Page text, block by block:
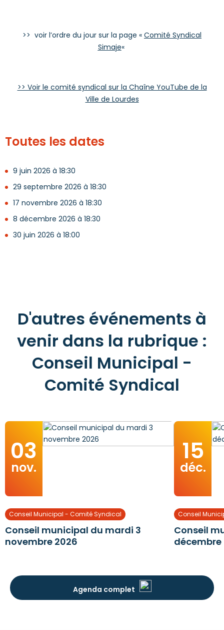
>> voir l’ordre du jour sur la page « Comité Syndical
Simaje«
>> Voir le comité syndical sur la Chaîne YouTube de la
Ville de Lourdes
Toutes les dates
9 juin 2026 à 18:30
29 septembre 2026 à 18:30
17 novembre 2026 à 18:30
8 décembre 2026 à 18:30
30 juin 2026 à 18:00
D'autres événements à
venir dans la rubrique :
Conseil Municipal -
Comité Syndical
03
nov.
Conseil Municipal - Comité Syndical
Conseil municipal du mardi 3
novembre 2026
15
déc.
Conseil
Conseil
décembre
Agenda complet